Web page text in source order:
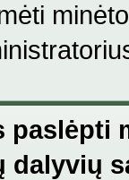
paslėpti
dalyvių